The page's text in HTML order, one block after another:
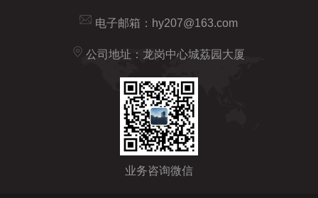
电子邮箱： hy207@163.com
公司地址：龙岗中心城荔园大厦
业务咨询微信